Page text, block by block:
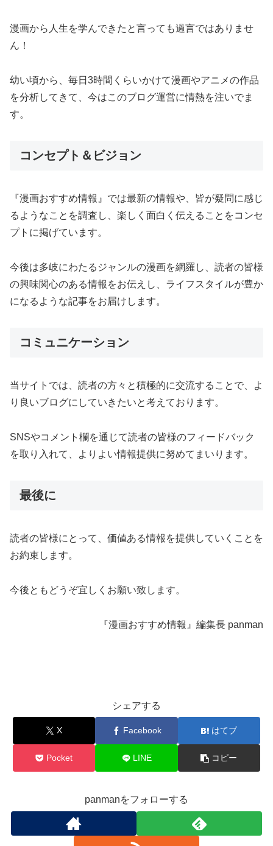
漫画から人生を学んできたと言っても過言ではありませ
ん！
幼い頃から、毎日3時間くらいかけて漫画やアニメの作品
を分析してきて、今はこのブログ運営に情熱を注いでま
す。
コンセプト＆ビジョン
『漫画おすすめ情報』では最新の情報や、皆が疑問に感じ
るようなことを調査し、楽しく面白く伝えることをコンセ
プトに掲げています。
今後は多岐にわたるジャンルの漫画を網羅し、読者の皆様
の興味関心のある情報をお伝えし、ライフスタイルが豊か
になるような記事をお届けします。
コミュニケーション
当サイトでは、読者の方々と積極的に交流することで、よ
り良いブログにしていきたいと考えております。
SNSやコメント欄を通じて読者の皆様のフィードバック
を取り入れて、よりよい情報提供に努めてまいります。
最後に
読者の皆様にとって、価値ある情報を提供していくことを
お約束します。
今後ともどうぞ宜しくお願い致します。
『漫画おすすめ情報』編集長 panman
シェアする
X Facebook はてブ
Pocket LINE コピー
panmanをフォローする